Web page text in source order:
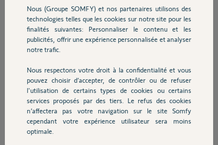
Sécurité
Domotique
Chauffage
Autres produits
Merci,
Lionel A.
il y a environ un an
Participer au fil de discussion
Réponses
Nous (Groupe SOMFY) et nos partenaires utilisons des
technologies telles que les cookies sur notre site pour les
finalités suivantes: Personnaliser le contenu et les
publicités, offrir une expérience personnalisée et analyser
notre trafic.
Nous respectons votre droit à la confidentialité et vous
pouvez choisir d’accepter, de contrôler ou de refuser
l'utilisation de certains types de cookies ou certains
services proposés par des tiers. Le refus des cookies
n’affectera pas votre navigation sur le site Somfy
cependant votre expérience utilisateur sera moins
optimale.